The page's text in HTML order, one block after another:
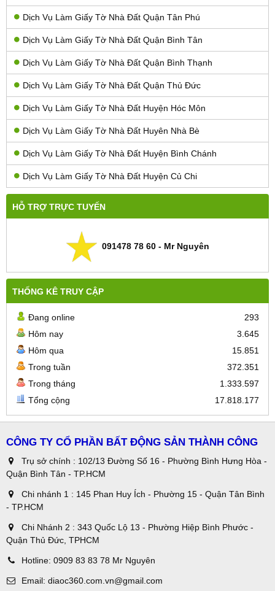
Dịch Vụ Làm Giấy Tờ Nhà Đất Quận Tân Phú
Dịch Vụ Làm Giấy Tờ Nhà Đất Quận Bình Tân
Dịch Vụ Làm Giấy Tờ Nhà Đất Quận Bình Thạnh
Dịch Vụ Làm Giấy Tờ Nhà Đất Quận Thủ Đức
Dịch Vụ Làm Giấy Tờ Nhà Đất Huyện Hóc Môn
Dịch Vụ Làm Giấy Tờ Nhà Đất Huyên Nhà Bè
Dịch Vụ Làm Giấy Tờ Nhà Đất Huyện Bình Chánh
Dịch Vụ Làm Giấy Tờ Nhà Đất Huyện Củ Chi
HỖ TRỢ TRỰC TUYẾN
091478 78 60 - Mr Nguyên
THỐNG KÊ TRUY CẬP
Đang online
293
Hôm nay
3.645
Hôm qua
15.851
Trong tuần
372.351
Trong tháng
1.333.597
Tổng cộng
17.818.177
CÔNG TY CỔ PHẦN BẤT ĐỘNG SẢN THÀNH CÔNG
Trụ sở chính : 102/13 Đường Số 16 - Phường Bình Hưng Hòa -
Quận Bình Tân - TP.HCM
Chi nhánh 1 : 145 Phan Huy Ích - Phường 15 - Quận Tân Bình
- TP.HCM
Chi Nhánh 2 : 343 Quốc Lộ 13 - Phường Hiệp Bình Phước -
Quận Thủ Đức, TPHCM
Hotline: 0909 83 83 78 Mr Nguyên
Email: diaoc360.com.vn@gmail.com